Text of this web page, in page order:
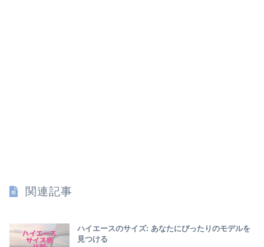
関連記事
ハイエースのサイズ: あなたにぴったりのモデルを
見つける